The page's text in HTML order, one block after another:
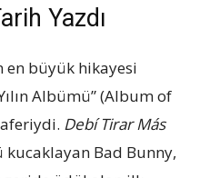
Yazdı
en büyük hikayesi
Albümü” (Album of
Debí Tirar Más
Bad Bunny,